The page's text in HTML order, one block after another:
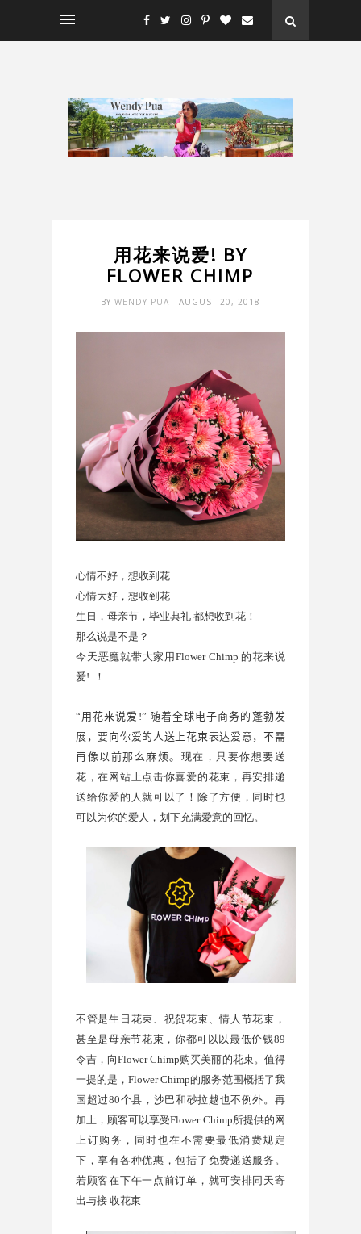
用花来说爱! BY
FLOWER CHIMP
BY WENDY PUA - AUGUST 20, 2018
心情不好，想收到花
心情大好， 想收到花
生日，母亲节，毕业典礼 都想收到花！
那么说是不是？
今天恶魔就带大家用 Flower Chimp 的花来说
爱! ！
“ 用花来说爱 !” 随着全球电子商务的蓬勃发
展，要向你爱的人送上花束表达爱意，不需
再像以前那么麻烦。 现在，只要你想要送
花，在网站上点击你喜爱的花束，再安排递
送给你爱的人就可以了！除了方便，同时也
可以为你的爱人，划下充满爱意的回忆。
不管是生日花束、祝贺花束、情人节花束，
甚至是母亲节花束，你都可以以最低价钱89
令吉，向Flower Chimp购买美丽的花束。值得
一提的是，Flower Chimp的服务范围概括了我
国超过80个县，沙巴和砂拉越也不例外。再
加上，顾客可以享受Flower Chimp所提供的网
上订购务，同时也在不需要最低消费规定
下，享有各种优惠，包括了免费递送服务。
若顾客在下午一点前订单，就可安排同天寄
出与接 收花束